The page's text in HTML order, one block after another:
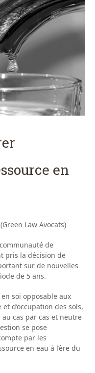
en
Law Avocats)
de
pris la décision de
sur de nouvelles
de 5 ans.
soi opposable aux
d’occupation des sols,
cas par cas et neutre
se pose
par les
en eau à l’ère du